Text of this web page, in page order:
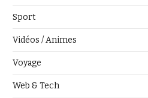
Sport
Vidéos / Animes
Voyage
Web & Tech